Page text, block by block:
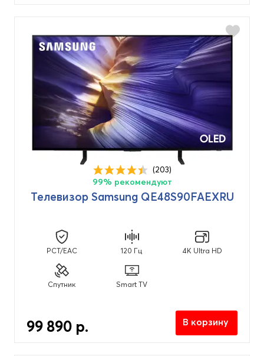
120 Гц
(26)
60 Гц
Операционная система
TIZEN
(203)
99% рекомендуют
Телевизор Samsung QE48S90FAEXRU
PCT/EAC 120 Гц 4K Ultra HD
Спутник Smart TV
99 890 р. В корзину